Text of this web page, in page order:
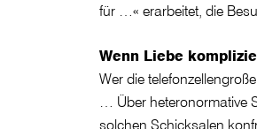
für …« erarbeitet, die
Wenn Liebe
Wer die
… Über heteronormative
solchen Schicksalen